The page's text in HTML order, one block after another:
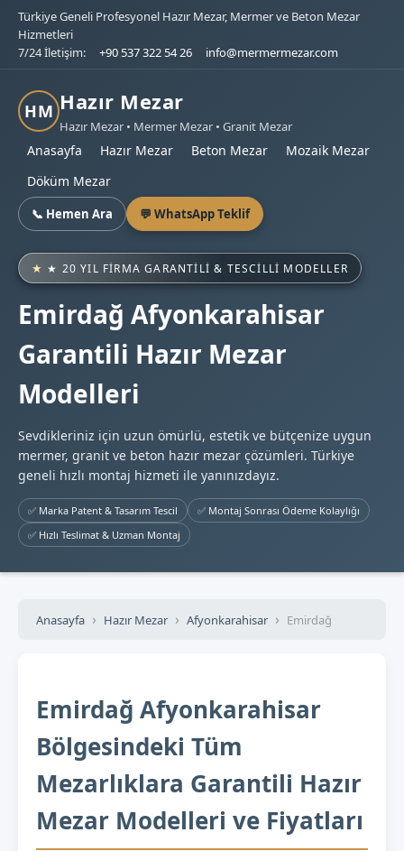
Türkiye Geneli Profesyonel Hazır Mezar, Mermer ve Beton Mezar
Hizmetleri
7/24 İletişim:
+90 537 322 54 26 info@mermermezar.com
HM Hazır Mezar
Hazır Mezar • Mermer Mezar • Granit Mezar
Anasayfa Hazır Mezar Beton Mezar
Mozaik Mezar
Döküm Mezar
📞 Hemen Ara 💬 WhatsApp Teklif
★ 20 YIL FIRMA GARANTILI & TESCILLI MODELLER
Emirdağ Afyonkarahisar
Garantili Hazır Mezar
Modelleri
Sevdikleriniz için uzun ömürlü, estetik ve bütçenize uygun
mermer, granit ve beton hazır mezar çözümleri. Türkiye
geneli hızlı montaj hizmeti ile yanınızdayız.
✅ Marka Patent & Tasarım Tescil
✅ Montaj Sonrası Ödeme Kolaylığı
✅ Hızlı Teslimat & Uzman Montaj
Anasayfa Hazır Mezar Afyonkarahisar Emirdağ
Emirdağ Afyonkarahisar
Bölgesindeki Tüm
Mezarlıklara Garantili Hazır
Mezar Modelleri ve Fiyatları